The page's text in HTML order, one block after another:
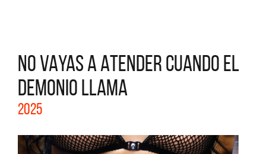
NO VAYAS A ATENDER CUANDO EL
DEMONIO LLAMA
2025